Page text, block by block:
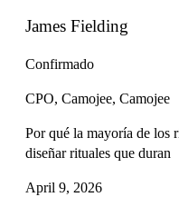
James Fielding
Confirmado
CPO, Camojee, Camojee
Por qué la mayoría de
diseñar rituales que duran
April 9, 2026